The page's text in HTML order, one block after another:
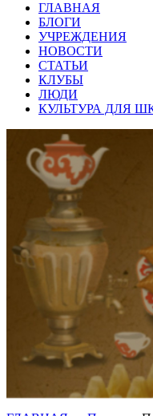
ГЛАВНАЯ
БЛОГИ
УЧРЕЖДЕНИЯ
НОВОСТИ
СТАТЬИ
КЛУБЫ
ЛЮДИ
КУЛЬТУРА ДЛЯ